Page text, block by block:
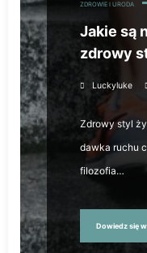
ZDROWIE I URODA
Jakie są
zdrowy
Luckyluke
Zdrowy styl
dawka ruchu
filozofia…
Dowiedz się